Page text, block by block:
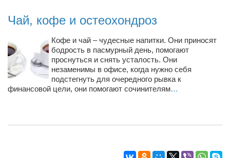
Литературный конкурс «Я люблю Украину»
Конкурс «Колибри» 2013
Интервью
Афиша
Чай, кофе и остеохондроз
Кофе и чай – чудесные напитки. Они приносят
бодрость в пасмурный день, помогают
проснуться и снять усталость. Они
незаменимы в офисе, когда нужно себя
подстегнуть для очередного рывка к
финансовой цели, они помогают сочинителям…